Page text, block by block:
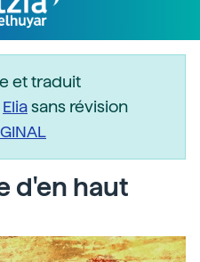
et traduit
Eliasans révision
d'en haut